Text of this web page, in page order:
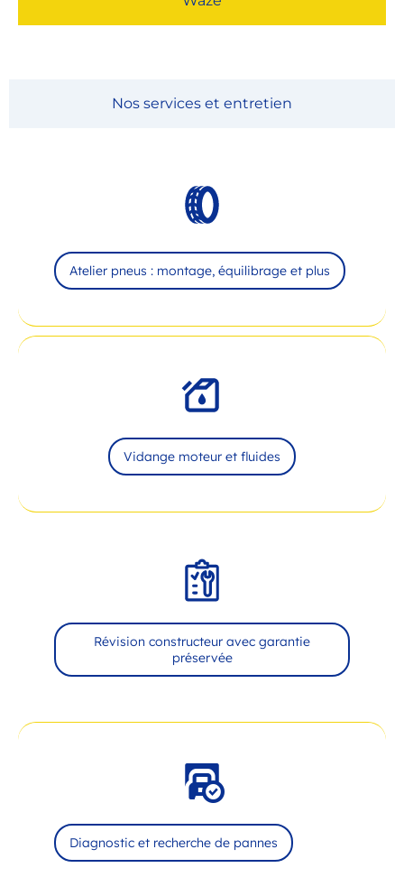
Nos services et entretien
Atelier pneus : montage, équilibrage et plus
Vidange moteur et fluides
Révision constructeur avec garantie
préservée
Diagnostic et recherche de pannes